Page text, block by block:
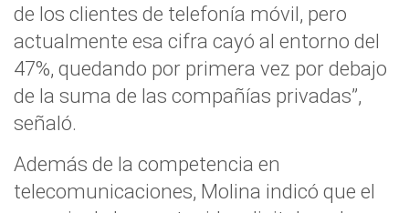
de los clientes de telefonía móvil, pero
actualmente esa cifra cayó al entorno del
47%, quedando por primera vez por debajo
de la suma de las compañías privadas”,
señaló.
Además de la competencia en
telecomunicaciones, Molina indicó que el